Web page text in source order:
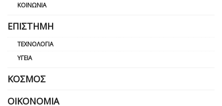
ΚΟΙΝΩΝΊΑ
ΕΠΙΣΤΉΜΗ
ΤΕΧΝΟΛΟΓΊΑ
ΥΓΕΊΑ
ΚΌΣΜΟΣ
ΟΙΚΟΝΟΜΊΑ